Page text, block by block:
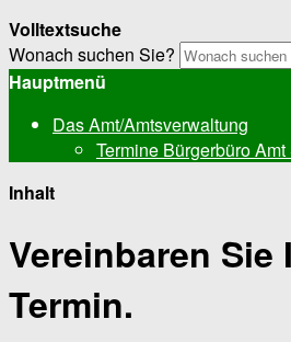
Volltextsuche
Wonach suchen Sie?
Hauptmenü
Das Amt/Amtsverwaltung
Termine Bürgerbüro
Inhalt
Vereinbaren Sie
Termin.